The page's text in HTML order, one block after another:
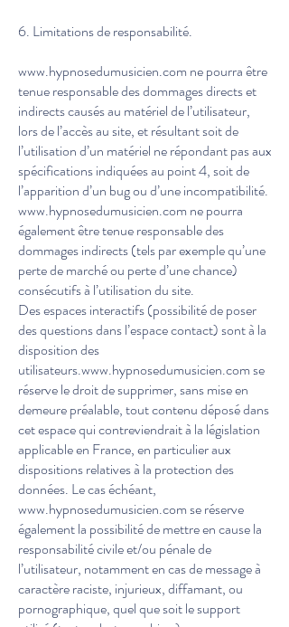
6. Limitations de responsabilité.
www.hypnosedumusicien.com ne pourra être
tenue responsable des dommages directs et
indirects causés au matériel de l’utilisateur,
lors de l’accès au site, et résultant soit de
l’utilisation d’un matériel ne répondant pas aux
spécifications indiquées au point 4, soit de
l’apparition d’un bug ou d’une incompatibilité.
www.hypnosedumusicien.com ne pourra
également être tenue responsable des
dommages indirects (tels par exemple qu’une
perte de marché ou perte d’une chance)
consécutifs à l’utilisation du site.
Des espaces interactifs (possibilité de poser
des questions dans l’espace contact) sont à la
disposition des
utilisateurs.www.hypnosedumusicien.comse
réserve le droit de supprimer, sans mise en
demeure préalable, tout contenu déposé dans
cet espace qui contreviendrait à la législation
applicable en France, en particulier aux
dispositions relatives à la protection des
données. Le cas échéant,
www.hypnosedumusicien.comse réserve
également la possibilité de mettre en cause la
responsabilité civile et/ou pénale de
l’utilisateur, notamment en cas de message à
caractère raciste, injurieux, diffamant, ou
pornographique, quel que soit le support